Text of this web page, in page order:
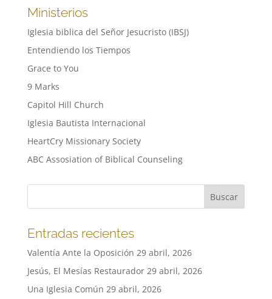
Ministerios
Iglesia biblica del Señor Jesucristo (IBSJ)
Entendiendo los Tiempos
Grace to You
9 Marks
Capitol Hill Church
Iglesia Bautista Internacional
HeartCry Missionary Society
ABC Assosiation of Biblical Counseling
Entradas recientes
Valentía Ante la Oposición 29 abril, 2026
Jesús, El Mesías Restaurador 29 abril, 2026
Una Iglesia Común 29 abril, 2026